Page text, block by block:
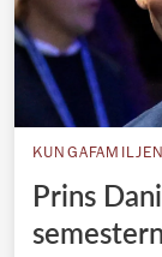
KUNGAFAMILJEN
Prins